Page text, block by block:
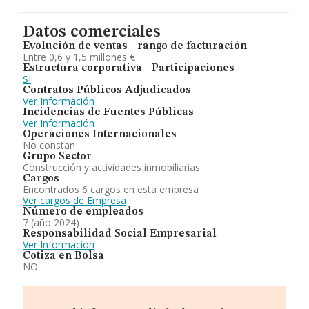
Datos comerciales
Evolución de ventas - rango de facturación
Entre 0,6 y 1,5 millones €
Estructura corporativa - Participaciones
SI
Contratos Públicos Adjudicados
Ver Información
Incidencias de Fuentes Públicas
Ver Información
Operaciones Internacionales
No constan
Grupo Sector
Construcción y actividades inmobiliarias
Cargos
Encontrados 6 cargos en esta empresa
Ver cargos de Empresa
Número de empleados
7 (año 2024)
Responsabilidad Social Empresarial
Ver Información
Cotiza en Bolsa
NO